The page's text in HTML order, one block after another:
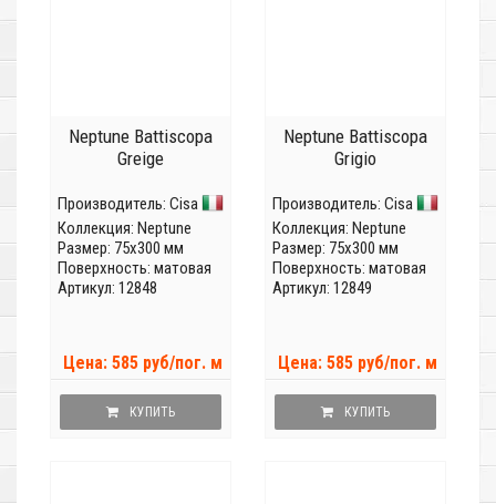
Neptune Battiscopa
Greige
Производитель: Cisa
Коллекция: Neptune
Размер: 75x300 мм
Поверхность: матовая
Артикул: 12848
Цена: 585 руб/пог. м
КУПИТЬ
Neptune Battiscopa
Grigio
Производитель: Cisa
Коллекция: Neptune
Размер: 75x300 мм
Поверхность: матовая
Артикул: 12849
Цена: 585 руб/пог. м
КУПИТЬ